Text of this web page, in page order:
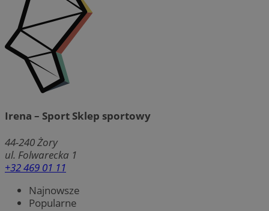
Irena – Sport Sklep sportowy
44-240Żory
ul. Folwarecka 1
+32 469 01 11
Najnowsze
Popularne